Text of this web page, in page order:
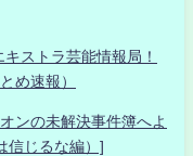
ストラ芸能情報局！
め速報）
ンの未解決事件簿へよ
信じるな編）]